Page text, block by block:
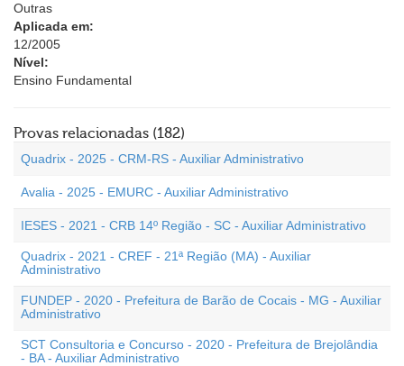
Outras
Aplicada em:
12/2005
Nível:
Ensino Fundamental
Provas relacionadas (182)
Quadrix - 2025 - CRM-RS - Auxiliar Administrativo
Avalia - 2025 - EMURC - Auxiliar Administrativo
IESES - 2021 - CRB 14º Região - SC - Auxiliar Administrativo
Quadrix - 2021 - CREF - 21ª Região (MA) - Auxiliar
Administrativo
FUNDEP - 2020 - Prefeitura de Barão de Cocais - MG - Auxiliar
Administrativo
SCT Consultoria e Concurso - 2020 - Prefeitura de Brejolândia
- BA - Auxiliar Administrativo